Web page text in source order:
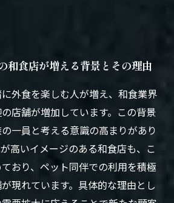
和食店が増える背景とその理由
外食を楽しむ人が増え、和食業界
店舗が増加しています。この背景
一員と考える意識の高まりがあり
高いイメージのある和食店も、こ
おり、ペット同伴での利用を積極
現れています。具体的な理由とし